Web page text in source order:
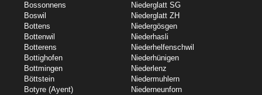
Bossonnens
Boswil
Bottens
Bottenwil
Botterens
Bottighofen
Bottmingen
Böttstein
Botyre (Ayent)
Niederglatt SG
Niederglatt ZH
Niedergösgen
Niederhasli
Niederhelfenschwil
Niederhünigen
Niederlenz
Niedermuhlern
Niederneunforn